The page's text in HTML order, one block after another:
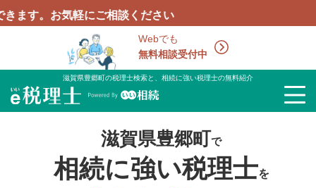
Webでも
無料相談受付中
気軽にご相談ください
滋賀県豊郷町の税理士検索と、相続に強い税理士の無料紹介
滋賀県豊郷町で
相続に強い税理士を